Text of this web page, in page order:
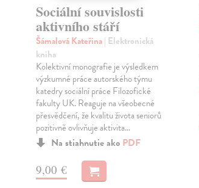
Sociální souvislosti
aktivního stáří
Šámalová Kateřina| Elektronická
kniha
Kolektivní monografie je výsledkem
výzkumné práce autorského týmu
katedry sociální práce Filozofické
fakulty UK. Reaguje na všeobecné
přesvědčení, že kvalitu života seniorů
pozitivně ovlivňuje aktivita…
Na stiahnutie ako PDF
9,00 €